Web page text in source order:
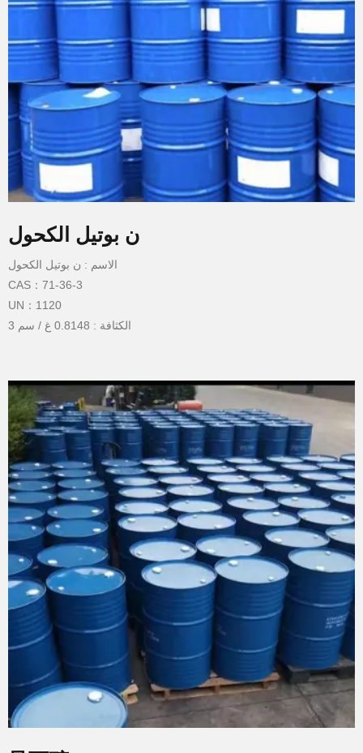
ن بوتيل الكحول
الاسم : ن بوتيل الكحول
CAS：71-36-3
UN：1120
الكثافة : 0.8148 غ / سم 3
نقطة الوميض : 37 درجة مئوية